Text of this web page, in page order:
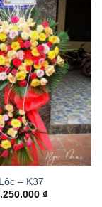
Lộc – K37
₫